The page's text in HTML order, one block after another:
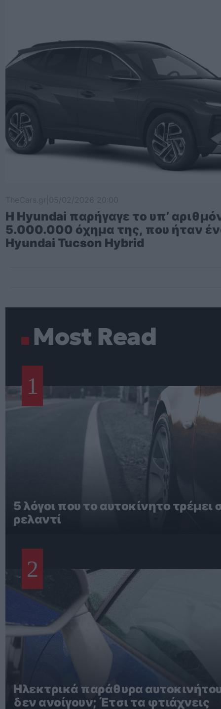
Η Hyundai παρήγαγε το υπ’
5.000.000 όχημα της, που ήταν
Hyundai Tucson Hybrid
Most Read
1
5 λόγοι που το αυτοκίνητο τρέμει
ρελαντί
2
Ηλεκτρικά παράθυρα
δεν ανοίγουν; Έτσι τα φτιάχνεις